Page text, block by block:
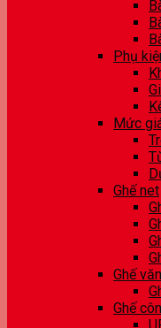
Phụ
Mức
Ghế net
Ghế
Ghế